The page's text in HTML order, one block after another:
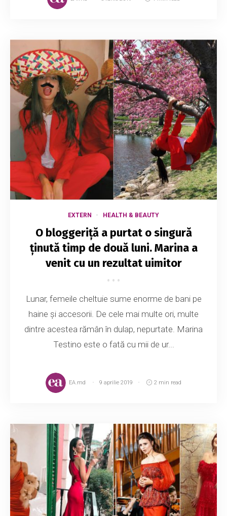
EXTERN HEALTH & BEAUTY
O bloggeriță a purtat o singură
ținută timp de două luni. Marina a
venit cu un rezultat uimitor
Lunar, femeile cheltuie sume enorme de bani pe
haine și accesorii. De cele mai multe ori, multe
dintre acestea rămân în dulap, nepurtate. Marina
Testino este o fată cu mii de ur...
EA.md 9 aprilie 2019 2 min read